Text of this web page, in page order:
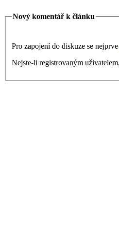
Nový komentář k článku
Pro zapojení do diskuze se nejprve
Nejste-li registrovaným